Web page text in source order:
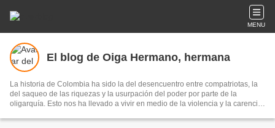
MENU
El blog de Oiga Hermano, hermana
La historia de Colombia ha sido la del desencuentro entre compatriotas, la
del saqueo de las riquezas y la usurpación del poder por parte de la
oligarquía. Esto nos ha llevado a vivir en medio de la violencia y la carencia
esta realidad. Destacados hombres y mujeres del M-19, junto a vigorosos